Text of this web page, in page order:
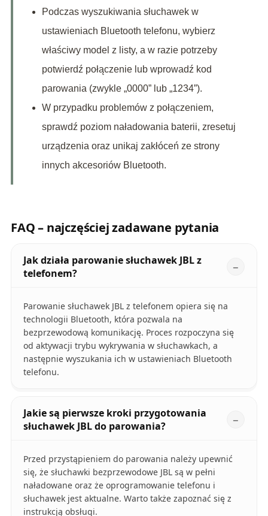
Podczas wyszukiwania słuchawek w
ustawieniach Bluetooth telefonu, wybierz
właściwy model z listy, a w razie potrzeby
potwierdź połączenie lub wprowadź kod
parowania (zwykle „0000” lub „1234”).
W przypadku problemów z połączeniem,
sprawdź poziom naładowania baterii, zresetuj
urządzenia oraz unikaj zakłóceń ze strony
innych akcesoriów Bluetooth.
FAQ – najczęściej zadawane pytania
Jak działa parowanie słuchawek JBL z
telefonem?
Parowanie słuchawek JBL z telefonem opiera się na
technologii Bluetooth, która pozwala na
bezprzewodową komunikację. Proces rozpoczyna się
od aktywacji trybu wykrywania w słuchawkach, a
następnie wyszukania ich w ustawieniach Bluetooth
telefonu.
Jakie są pierwsze kroki przygotowania
słuchawek JBL do parowania?
Przed przystąpieniem do parowania należy upewnić
się, że słuchawki bezprzewodowe JBL są w pełni
naładowane oraz że oprogramowanie telefonu i
słuchawek jest aktualne. Warto także zapoznać się z
instrukcją obsługi.